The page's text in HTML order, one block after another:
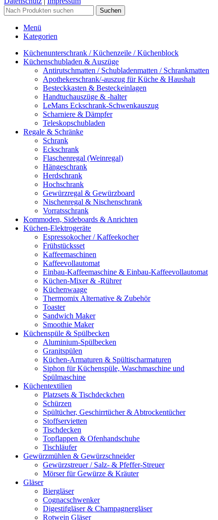
Suchen
Menü
Kategorien
Küchenunterschrank / Küchenzeile / Küchenblock
Küchenschubladen & Auszüge
Antirutschmatten / Schubladenmatten / Schrankmatten
Apothekerschrank/-auszug für Küche & Haushalt
Besteckkasten & Besteckeinlagen
Handtuchauszüge & -halter
LeMans Eckschrank-Schwenkauszug
Scharniere & Dämpfer
Teleskopschubladen
Regale & Schränke
Schrank
Eckschrank
Flaschenregal (Weinregal)
Hängeschrank
Herdschrank
Hochschrank
Gewürzregal & Gewürzboard
Nischenregal & Nischenschrank
Vorratsschrank
Kommoden, Sideboards & Anrichten
Küchen-Elektrogeräte
Espressokocher / Kaffeekocher
Frühstücksset
Kaffeemaschinen
Kaffeevollautomat
Einbau-Kaffeemaschine & Einbau-Kaffeevollautomat
Küchen-Mixer & -Rührer
Küchenwaage
Thermomix Alternative & Zubehör
Toaster
Sandwich Maker
Smoothie Maker
Küchenspüle & Spülbecken
Aluminium-Spülbecken
Granitspülen
Küchen-Armaturen & Spültischarmaturen
Siphon für Küchenspüle, Waschmaschine und
Spülmaschine
Küchentextilien
Platzsets & Tischdeckchen
Schürzen
Spültücher, Geschirrtücher & Abtrockentücher
Stoffservietten
Tischdecken
Topflappen & Ofenhandschuhe
Tischläufer
Gewürzmühlen & Gewürzschneider
Gewürzstreuer / Salz- & Pfeffer-Streuer
Mörser für Gewürze & Kräuter
Gläser
Biergläser
Cognacschwenker
Digestifgläser & Champagnergläser
Rotwein Gläser